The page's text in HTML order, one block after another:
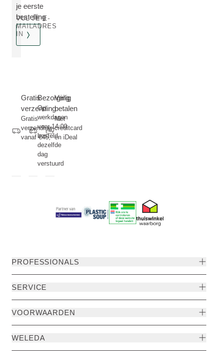
je eerste
bestelling
VUL JE E-
MAILADRES
IN
Gratis
verzending
Gratis
verzending
vanaf €45,-
Bezorging
Op
werkdagen
voor 14:00
besteld,
dezelfde
dag
verstuurd
Veilig
betalen
Met
creditcard
en iDeal
PROFESSIONALS
SERVICE
VOORWAARDEN
WELEDA